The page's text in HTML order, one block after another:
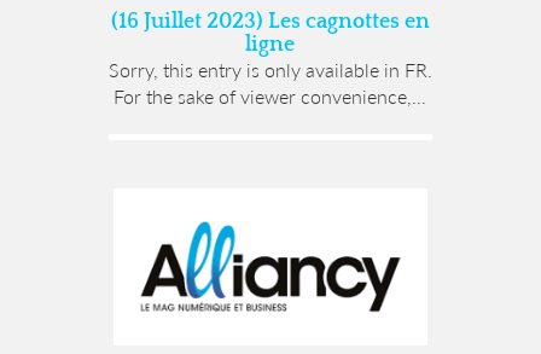
(16 Juillet 2023) Les cagnottes en
ligne
Sorry, this entry is only available in FR.
For the sake of viewer convenience,...